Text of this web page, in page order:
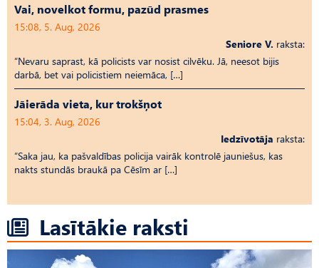
Vai, novelkot formu, pazūd prasmes
15:08, 5. Aug, 2026
Seniore V. raksta:
“Nevaru saprast, kā policists var nosist cilvēku. Jā, neesot bijis
darbā, bet vai policistiem neiemāca, […]
Jāierāda vieta, kur trokšņot
15:04, 3. Aug, 2026
Iedzīvotāja raksta:
“Saka jau, ka pašvaldības policija vairāk kontrolē jauniešus, kas
nakts stundās braukā pa Cēsīm ar […]
Lasītākie raksti